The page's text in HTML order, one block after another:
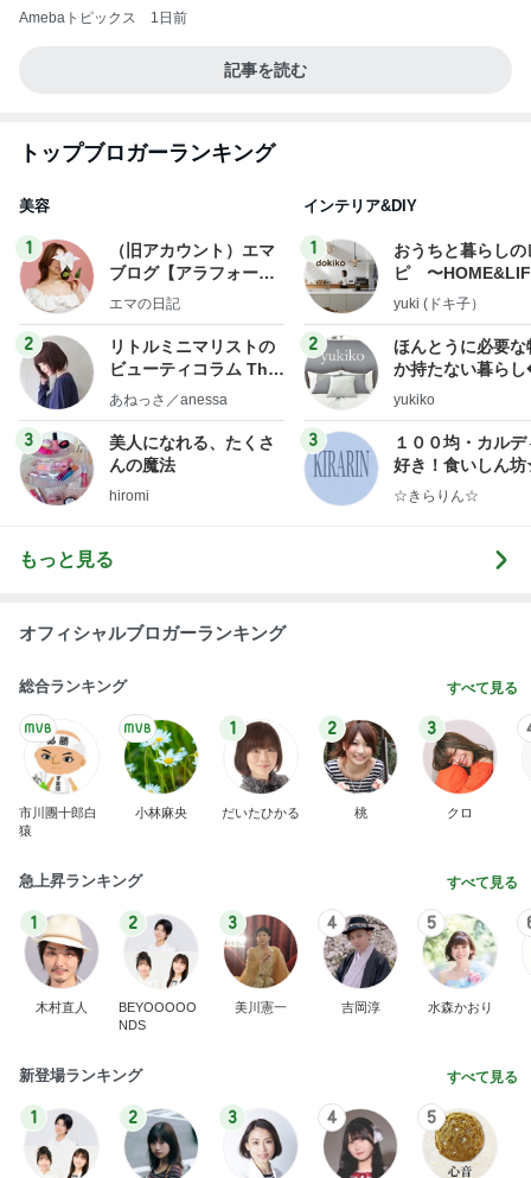
Amebaトピックス 1日前
記事を読む
トップブロガーランキング
美容
1
（旧アカウント）エマ
ブログ【アラフォー会
社売却セカンドライ
エマの日記
2
リトルミニマリストの
ビューティコラム The
little minimalist's bea
あねっさ／anessa
3
美人になれる、たくさ
んの魔法
hiromi
インテリア&DIY
1
おうちと暮らしの
ピ 〜
yuki (ドキ子）
2
ほんとうに必要な
か持たない暮ら
ep Life Simple◆
yukiko
3
１００均・カルデ
好き！食いしん
らりん☆のブログ
☆きらりん☆
もっと見る
オフィシャルブロガーランキング
総合ランキング すべて見る
市川團十郎白
猿
小林麻央
1
だいたひかる
2
桃
3
クロ
急上昇ランキング すべて見る
1
木村直人
2
BEYOOOOO
NDS
3
美川憲一
4
吉岡淳
5
水森かおり
新登場ランキング すべて見る
1 2 3 4 5